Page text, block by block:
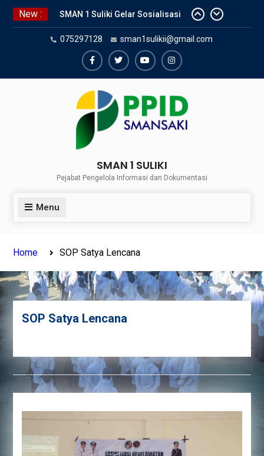
Skip
New :
SMAN 1 Suliki Gelar Sosialisasi
Keselamatan Berlalu Lintas
Bersama Dinas Perhubungan
Lima Puluh Kota
SNBP 2024 – Rekapitulasi
Suliki Tembus PTN
Sosialisasi Narkoba bersama
Kasat Reserve Narkoba Polres 50
075297128 sman1sulikii@gmail.com
FacebookTwiterYoutubeInstagram
SMAN 1 SULIKI
Pejabat Pengelola Informasi dan Dokumentasi
Menu
Home SOP Satya Lencana
SOP Satya Lencana